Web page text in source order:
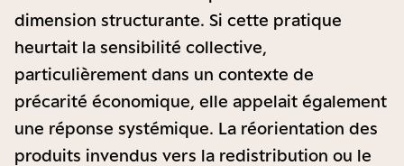
dimension structurante. Si cette pratique
heurtait la sensibilité collective,
particulièrement dans un contexte de
précarité économique, elle appelait également
une réponse systémique. La réorientation des
produits invendus vers la redistribution ou le